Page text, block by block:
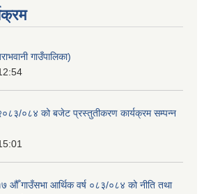
गाउँपालिका)
०८४ को बजेट प्रस्तुतीकरण कार्यक्रम सम्पन्न
१७ औँ गाउँसभा आर्थिक वर्ष ०८३/०८४ को नीति तथा